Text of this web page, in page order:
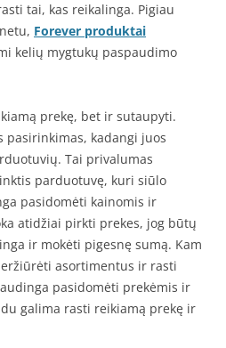
tai, kas reikalinga. Pigiau
Forever produktai
kelių mygtukų paspaudimo
prekę, bet ir sutaupyti.
pasirinkimas, kadangi juos
Tai privalumas
parduotuvę, kuri siūlo
pasidomėti kainomis ir
atidžiai pirkti prekes, jog būtų
ir mokėti pigesnę sumą. Kam
asortimentus ir rasti
pasidomėti prekėmis ir
galima rasti reikiamą prekę ir